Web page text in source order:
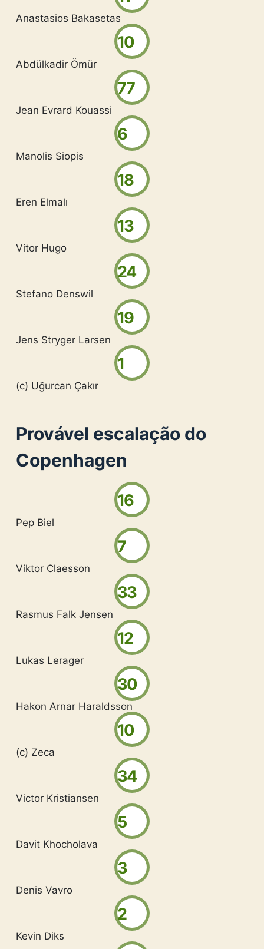
Anastasios Bakasetas
10
Abdülkadir Ömür
77
Jean Evrard Kouassi
6
Manolis Siopis
18
Eren Elmalı
13
Vitor Hugo
24
Stefano Denswil
19
Jens Stryger Larsen
1
(c) Uğurcan Çakır
Provável escalação do
Copenhagen
16
Pep Biel
7
Viktor Claesson
33
Rasmus Falk Jensen
12
Lukas Lerager
30
Hakon Arnar Haraldsson
10
(c) Zeca
34
Victor Kristiansen
5
Davit Khocholava
3
Denis Vavro
2
Kevin Diks